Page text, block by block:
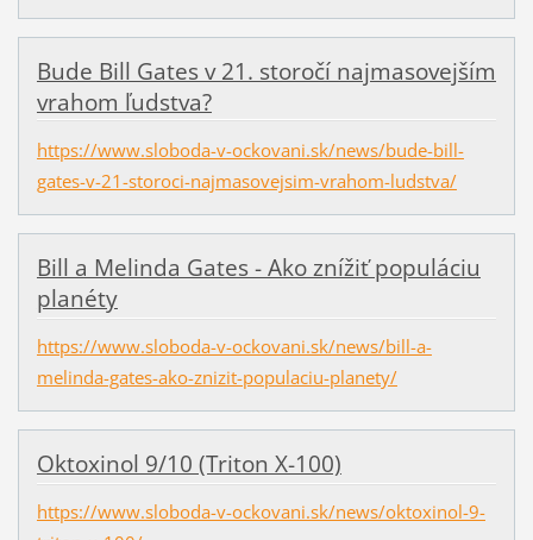
Bude Bill Gates v 21. storočí najmasovejším
vrahom ľudstva?
https://www.sloboda-v-ockovani.sk/news/bude-bill-
gates-v-21-storoci-najmasovejsim-vrahom-ludstva/
Bill a Melinda Gates - Ako znížiť populáciu
planéty
https://www.sloboda-v-ockovani.sk/news/bill-a-
melinda-gates-ako-znizit-populaciu-planety/
Oktoxinol 9/10 (Triton X-100)
https://www.sloboda-v-ockovani.sk/news/oktoxinol-9-